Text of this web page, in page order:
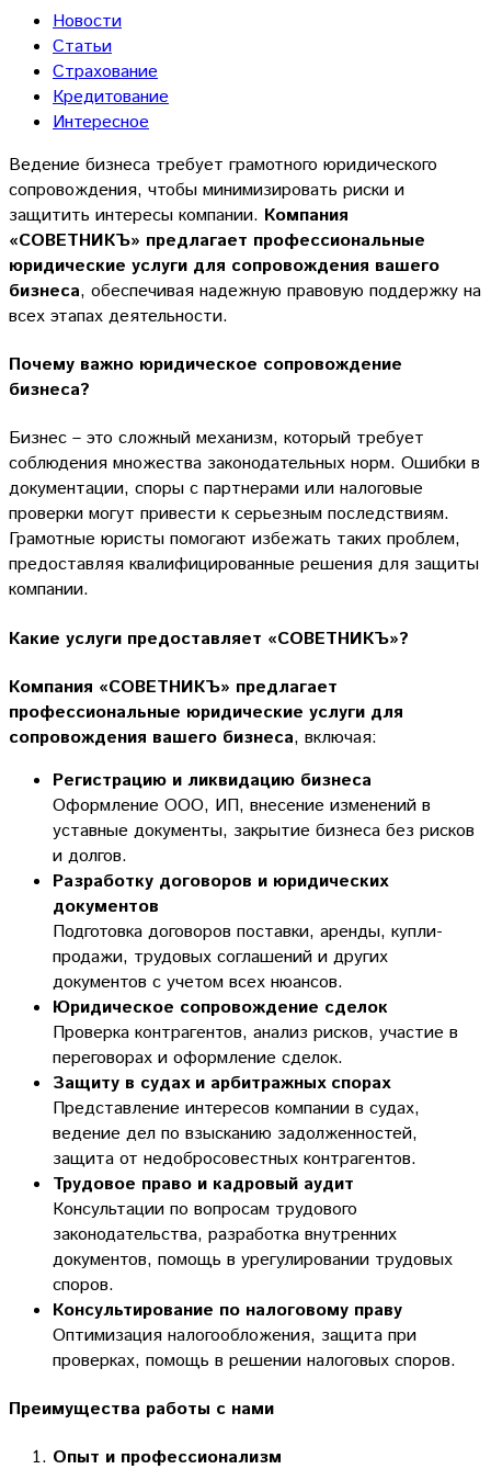
Новости
Статьи
Страхование
Кредитование
Интересное
Ведение бизнеса требует грамотного юридического
сопровождения, чтобы минимизировать риски и
защитить интересы компании. Компания
«СОВЕТНИКЪ» предлагает профессиональные
юридические услуги для сопровождения вашего
бизнеса, обеспечивая надежную правовую поддержку на
всех этапах деятельности.
Почему важно юридическое сопровождение
бизнеса?
Бизнес – это сложный механизм, который требует
соблюдения множества законодательных норм. Ошибки в
документации, споры с партнерами или налоговые
проверки могут привести к серьезным последствиям.
Грамотные юристы помогают избежать таких проблем,
предоставляя квалифицированные решения для защиты
компании.
Какие услуги предоставляет «СОВЕТНИКЪ»?
Компания «СОВЕТНИКЪ» предлагает
профессиональные юридические услуги для
сопровождения вашего бизнеса, включая:
Регистрацию и ликвидацию бизнеса
Оформление ООО, ИП, внесение изменений в
уставные документы, закрытие бизнеса без рисков
и долгов.
Разработку договоров и юридических
документов
Подготовка договоров поставки, аренды, купли-
продажи, трудовых соглашений и других
документов с учетом всех нюансов.
Юридическое сопровождение сделок
Проверка контрагентов, анализ рисков, участие в
переговорах и оформление сделок.
Защиту в судах и арбитражных спорах
Представление интересов компании в судах,
ведение дел по взысканию задолженностей,
защита от недобросовестных контрагентов.
Трудовое право и кадровый аудит
Консультации по вопросам трудового
законодательства, разработка внутренних
документов, помощь в урегулировании трудовых
споров.
Консультирование по налоговому праву
Оптимизация налогообложения, защита при
проверках, помощь в решении налоговых споров.
Преимущества работы с нами
Опыт и профессионализм